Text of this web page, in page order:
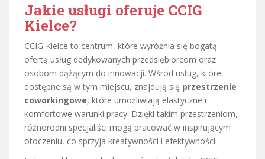
Jakie usługi oferuje CCIG
Kielce?
CCIG Kielce to centrum, które wyróżnia się bogatą
ofertą usług dedykowanych przedsiębiorcom oraz
osobom dążącym do innowacji. Wśród usług, które
dostępne są w tym miejscu, znajdują się przestrzenie
coworkingowe, które umożliwiają elastyczne i
komfortowe warunki pracy. Dzięki takim przestrzeniom,
różnorodni specjaliści mogą pracować w inspirującym
otoczeniu, co sprzyja kreatywności i efektywności.